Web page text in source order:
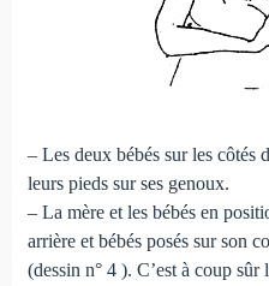
– Les deux bébés sur les côtés
leurs pieds sur ses genoux.
– La mère et les bébés en
arrière et bébés posés sur son
(dessin n° 4 ). C’est à coup